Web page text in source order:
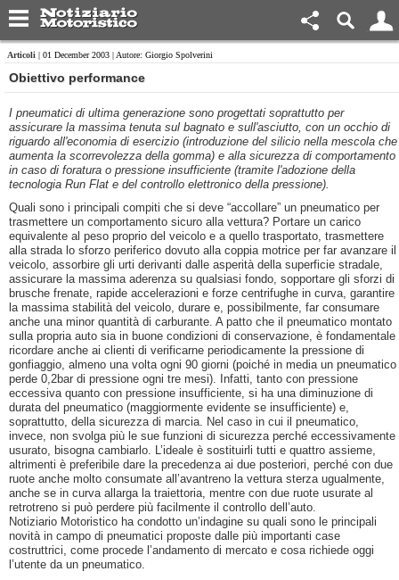
Articoli | 01 December 2003 | Autore: Giorgio Spolverini
Obiettivo performance
I pneumatici di ultima generazione sono progettati soprattutto per
assicurare la massima tenuta sul bagnato e sull'asciutto, con un occhio di
riguardo all'economia di esercizio (introduzione del silicio nella mescola che
aumenta la scorrevolezza della gomma) e alla sicurezza di comportamento
in caso di foratura o pressione insufficiente (tramite l'adozione della
tecnologia Run Flat e del controllo elettronico della pressione).
Quali sono i principali compiti che si deve “accollare” un pneumatico per
trasmettere un comportamento sicuro alla vettura? Portare un carico
equivalente al peso proprio del veicolo e a quello trasportato, trasmettere
alla strada lo sforzo periferico dovuto alla coppia motrice per far avanzare il
veicolo, assorbire gli urti derivanti dalle asperità della superficie stradale,
assicurare la massima aderenza su qualsiasi fondo, sopportare gli sforzi di
brusche frenate, rapide accelerazioni e forze centrifughe in curva, garantire
la massima stabilità del veicolo, durare e, possibilmente, far consumare
anche una minor quantità di carburante. A patto che il pneumatico montato
sulla propria auto sia in buone condizioni di conservazione, è fondamentale
ricordare anche ai clienti di verificarne periodicamente la pressione di
gonfiaggio, almeno una volta ogni 90 giorni (poiché in media un pneumatico
perde 0,2bar di pressione ogni tre mesi). Infatti, tanto con pressione
eccessiva quanto con pressione insufficiente, si ha una diminuzione di
durata del pneumatico (maggiormente evidente se insufficiente) e,
soprattutto, della sicurezza di marcia. Nel caso in cui il pneumatico,
invece, non svolga più le sue funzioni di sicurezza perché eccessivamente
usurato, bisogna cambiarlo. L’ideale è sostituirli tutti e quattro assieme,
altrimenti è preferibile dare la precedenza ai due posteriori, perché con due
ruote anche molto consumate all’avantreno la vettura sterza ugualmente,
anche se in curva allarga la traiettoria, mentre con due ruote usurate al
retrotreno si può perdere più facilmente il controllo dell’auto.
Notiziario Motoristico ha condotto un’indagine su quali sono le principali
novità in campo di pneumatici proposte dalle più importanti case
costruttrici, come procede l’andamento di mercato e cosa richiede oggi
l’utente da un pneumatico.